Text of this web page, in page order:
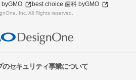
byGMO
best choice 歯科 byGMO
Inc. All Rights reserved.
セキュリティ事業について